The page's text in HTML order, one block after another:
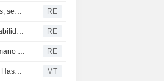
RE
RE
RE
MT